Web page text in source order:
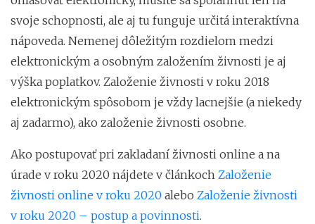
svoje schopnosti, ale aj tu funguje určitá interaktívna
nápoveda. Nemenej dôležitým rozdielom medzi
elektronickým a osobným založením živnosti je aj
výška poplatkov. Založenie živnosti v roku 2018
elektronickým spôsobom je vždy lacnejšie (a niekedy
aj zadarmo), ako založenie živnosti osobne.
Ako postupovať pri zakladaní živnosti online a na
úrade v roku 2020 nájdete v článkoch Založenie
živnosti online v roku 2020 alebo Založenie živnosti
v roku 2020 – postup a povinnosti.